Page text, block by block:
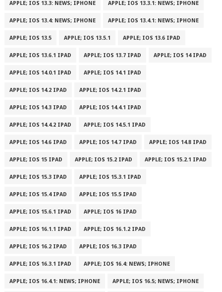
APPLE; IOS 13.3: NEWS; IPHONE APPLE; IOS 13.3.1: NEWS; IPHONE
APPLE; IOS 13.4: NEWS; IPHONE APPLE; IOS 13.4.1: NEWS; IPHONE
APPLE; IOS 13.5 APPLE; IOS 13.5.1 APPLE; IOS 13.6 IPAD
APPLE; IOS 13.6.1 IPAD APPLE; IOS 13.7 IPAD APPLE; IOS 14 IPAD
APPLE; IOS 14.0.1 IPAD APPLE; IOS 14.1 IPAD
APPLE; IOS 14.2 IPAD APPLE; IOS 14.2.1 IPAD
APPLE; IOS 14.3 IPAD APPLE; IOS 14.4.1 IPAD
APPLE; IOS 14.4.2 IPAD APPLE; IOS 14.5.1 IPAD
APPLE; IOS 14.6 IPAD APPLE; IOS 14.7 IPAD APPLE; IOS 14.8 IPAD
APPLE; IOS 15 IPAD APPLE; IOS 15.2 IPAD APPLE; IOS 15.2.1 IPAD
APPLE; IOS 15.3 IPAD APPLE; IOS 15.3.1 IPAD
APPLE; IOS 15.4 IPAD APPLE; IOS 15.5 IPAD
APPLE; IOS 15.6.1 IPAD APPLE; IOS 16 IPAD
APPLE; IOS 16.1.1 IPAD APPLE; IOS 16.1.2 IPAD
APPLE; IOS 16.2 IPAD APPLE; IOS 16.3 IPAD
APPLE; IOS 16.3.1 IPAD APPLE; IOS 16.4: NEWS; IPHONE
APPLE; IOS 16.4.1: NEWS; IPHONE APPLE; IOS 16.5; NEWS; IPHONE